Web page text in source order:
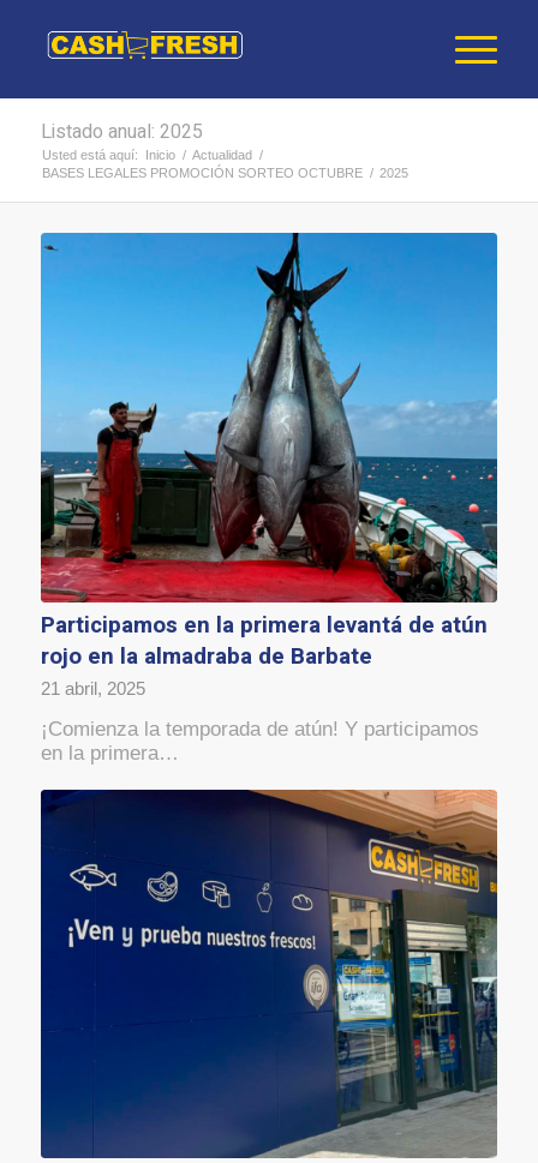
Listado anual: 2025
Usted está aquí: Inicio / Actualidad /
BASES LEGALES PROMOCIÓN SORTEO OCTUBRE / 2025
Participamos en la primera levantá de atún
rojo en la almadraba de Barbate
21 abril, 2025
¡Comienza la temporada de atún! Y participamos
en la primera…